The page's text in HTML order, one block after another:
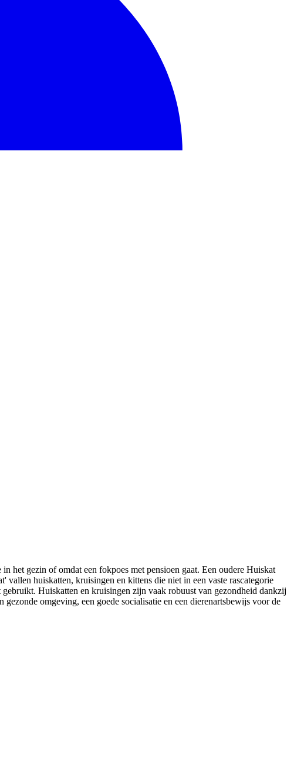
het gezin of omdat een fokpoes met pensioen gaat. Een oudere Huiskat
huiskatten, kruisingen en kittens die niet in een vaste rascategorie
Huiskatten en kruisingen zijn vaak robuust van gezondheid dankzij
omgeving, een goede socialisatie en een dierenartsbewijs voor de